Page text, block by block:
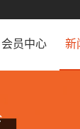
会员中心 新